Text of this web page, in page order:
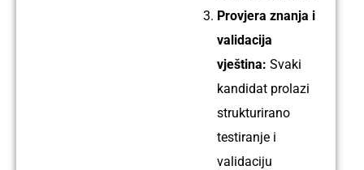
Ime:
Sugreem
Profil:
Zavarivač
TIG i
Provjera znanja i
validacija
vještina: Svaki
kandidat prolazi
strukturirano
testiranje i
validaciju